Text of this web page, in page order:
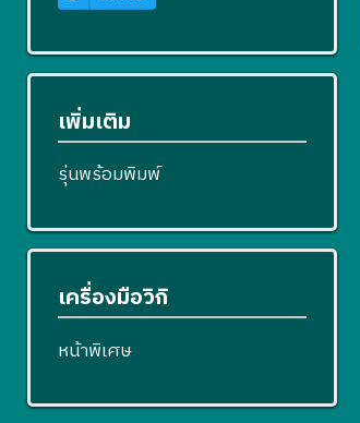
เพิ่มเติม
รุ่นพร้อมพิมพ์
เครื่องมือวิกิ
หน้าพิเศษ